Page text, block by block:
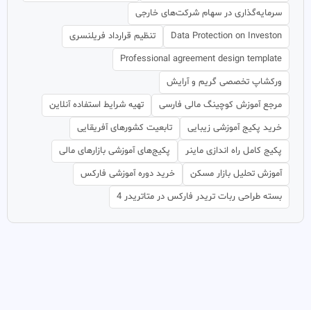
سرمایه‌گذاری در سهام شرکت‌های خارجی
Data Protection on Investon
تنظیم قرارداد فریلنسری
Professional agreement design template
ورکشاپ تخصصی گریم و آرایش
مرجع آموزش کوچینگ مالی فارسی
تهیه شرایط استفاده آنلاین
خرید پکیج آموزشی زیبایی
تابعیت کشورهای آفریقایی
پکیج کامل راه اندازی ماینر
پکیج‌های آموزشی بازارهای مالی
آموزش تحلیل بازار مسکن
خرید دوره آموزشی فارکس
بسته طراحی ربات تریدر فارکس در متاتریدر 4